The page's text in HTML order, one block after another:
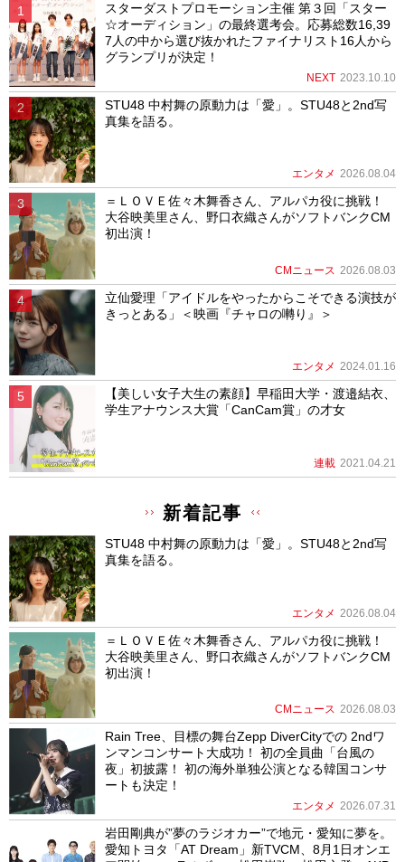
スターダストプロモーション主催 第３回「スター
☆オーディション」の最終選考会。応募総数16,39
7人の中から選び抜かれたファイナリスト16人から
グランプリが決定！
NEXT 2023.10.10
STU48 中村舞の原動力は「愛」。STU48と2nd写
真集を語る。
エンタメ 2026.08.04
＝ＬＯＶＥ佐々木舞香さん、アルパカ役に挑戦！
大谷映美里さん、野口衣織さんがソフトバンクCM
初出演！
CMニュース 2026.08.03
立仙愛理「アイドルをやったからこそできる演技が
きっとある」＜映画『チャロの囀り』＞
エンタメ 2024.01.16
【美しい女子大生の素顔】早稲田大学・渡邉結衣、
学生アナウンス大賞「CanCam賞」の才女
連載 2021.04.21
新着記事
STU48 中村舞の原動力は「愛」。STU48と2nd写
真集を語る。
エンタメ 2026.08.04
＝ＬＯＶＥ佐々木舞香さん、アルパカ役に挑戦！
大谷映美里さん、野口衣織さんがソフトバンクCM
初出演！
CMニュース 2026.08.03
Rain Tree、目標の舞台Zepp DiverCityでの 2ndワ
ンマンコンサート大成功！ 初の全員曲「台風の
夜」初披露！ 初の海外単独公演となる韓国コンサ
ートも決定！
エンタメ 2026.07.31
岩田剛典が”夢のラジオカー”で地元・愛知に夢を。
愛知トヨタ「AT Dream」新TVCM、8月1日オンエ